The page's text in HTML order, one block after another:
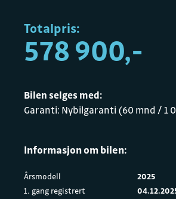
Totalpris:
578 900,-
Bilen selges med:
Garanti: Nybilgaranti (60 mnd / 1
Informasjon om bilen:
Årsmodell
2025
1. gang registrert